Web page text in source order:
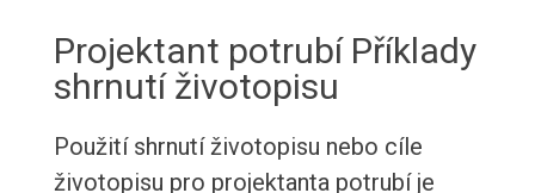
Projektant potrubí Příklady
shrnutí životopisu
Použití shrnutí životopisu nebo cíle
životopisu pro projektanta potrubí je